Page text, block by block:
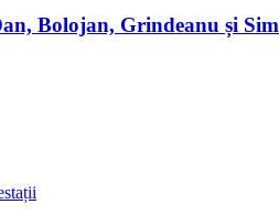
Bolojan, Grindeanu și